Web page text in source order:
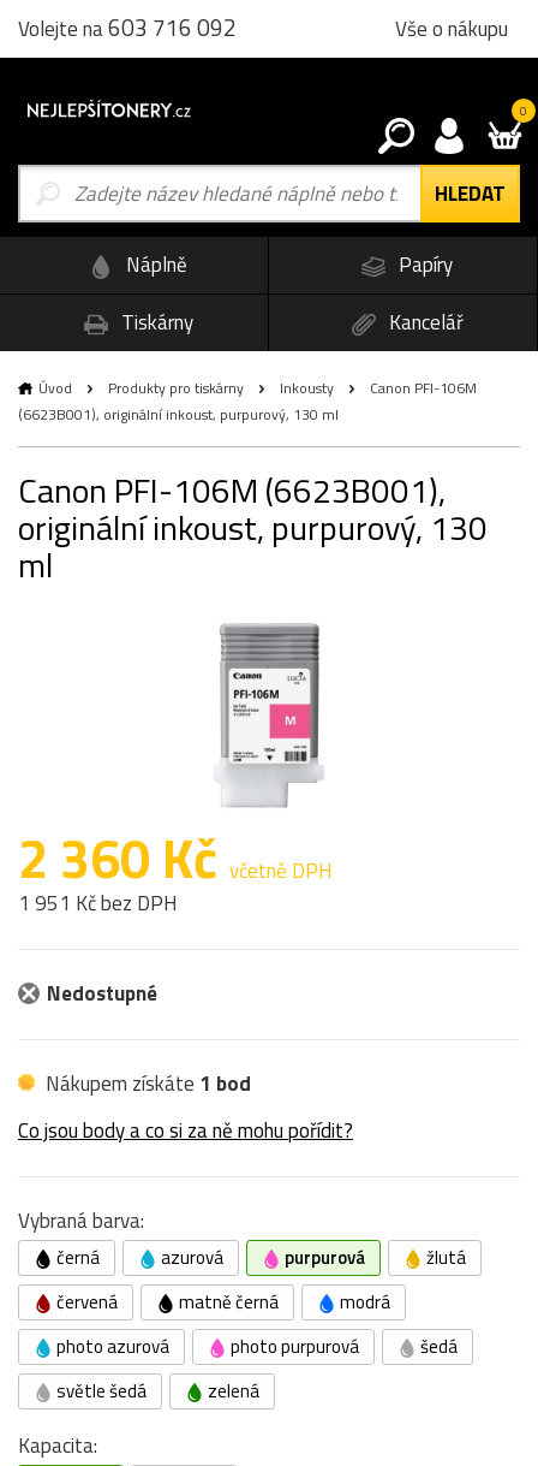
Volejte na603 716 092 Vše o nákupu
0
Náplně
Papíry
Tiskárny
Kancelář
Úvod Produkty pro tiskárny Inkousty
Canon PFI-106M
(6623B001), originální inkoust, purpurový, 130 ml
Canon PFI-106M (6623B001),
originální inkoust, purpurový, 130
ml
2 360 Kč včetně DPH
1 951 Kč bez DPH
Nedostupné
Nákupem získáte 1 bod
Co jsou body a co si za ně mohu pořídit?
Vybraná barva:
černá azurová purpurová
žlutá
červená
matně černá
modrá
photo azurová
photo purpurová
šedá
světle šedá
zelená
Kapacita: